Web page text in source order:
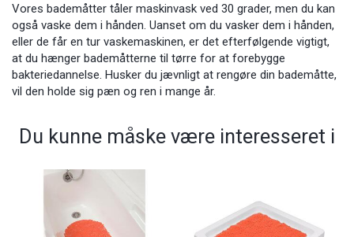
Vores bademåtter tåler maskinvask ved 30 grader, men du kan
også vaske dem i hånden. Uanset om du vasker dem i hånden,
eller de får en tur vaskemaskinen, er det efterfølgende vigtigt,
at du hænger bademåtterne til tørre for at forebygge
bakteriedannelse. Husker du jævnligt at rengøre din bademåtte,
vil den holde sig pæn og ren i mange år.
Du kunne måske være interesseret i